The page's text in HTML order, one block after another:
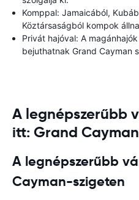
Komppal: Jamaicából,
Köztársaságból kompok
Privát hajóval: A
bejuthatnak Grand Cayman
A legnépszerűbb
itt: Grand Cayman
A legnépszerűbb
Cayman-szigeten